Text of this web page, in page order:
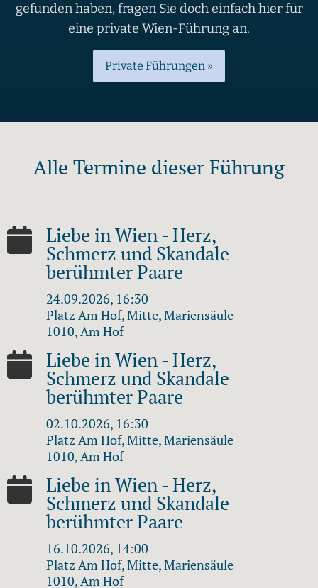
gefunden haben, fragen Sie doch einfach hier für
eine private Wien-Führung an.
Private Führungen »
Alle Termine dieser Führung
Liebe in Wien - Herz,
Schmerz und Skandale
berühmter Paare
24.09.2026, 16:30
Platz Am Hof, Mitte, Mariensäule
1010, Am Hof
Liebe in Wien - Herz,
Schmerz und Skandale
berühmter Paare
02.10.2026, 16:30
Platz Am Hof, Mitte, Mariensäule
1010, Am Hof
Liebe in Wien - Herz,
Schmerz und Skandale
berühmter Paare
16.10.2026, 14:00
Platz Am Hof, Mitte, Mariensäule
1010, Am Hof